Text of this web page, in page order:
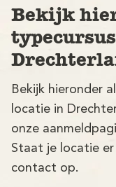
Bekijk
Bekijk hieronder
locatie in
onze
Staat je locatie
contact op.